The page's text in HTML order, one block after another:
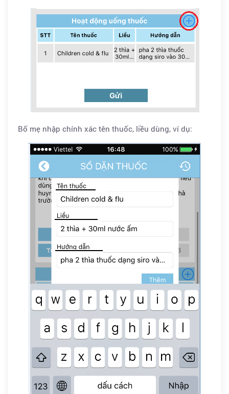
Bố mẹ nhập chính xác tên thuốc, liều dùng, ví dụ: